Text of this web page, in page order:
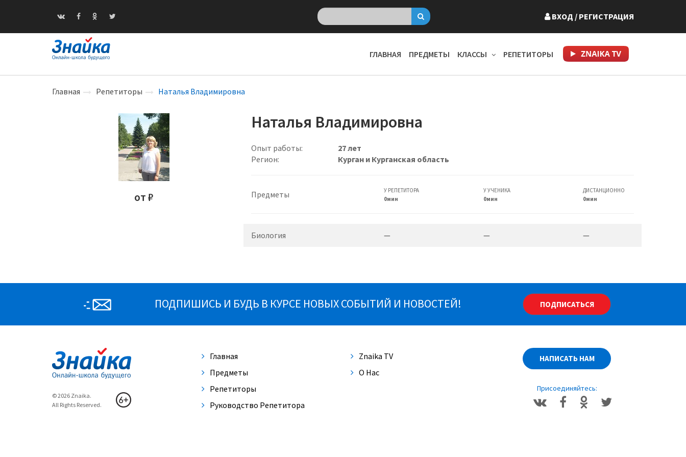
ВХОД / РЕГИСТРАЦИЯ
ГЛАВНАЯ ПРЕДМЕТЫ КЛАССЫ РЕПЕТИТОРЫ
Главная Репетиторы Наталья Владимировна
от ₽
Наталья Владимировна
Опыт работы:
27 лет
Регион:
Курган и Курганская область
Предметы
У РЕПЕТИТОРА
0мин
У УЧЕНИКА
0мин
ДИСТАНЦИОННО
0мин
Биология — — —
ПОДПИШИСЬ И БУДЬ В КУРСЕ НОВЫХ СОБЫТИЙ И НОВОСТЕЙ! ПОДПИСАТЬСЯ
© 2026 Znaika.
All Rights Reserved.
Главная
Предметы
Репетиторы
Руководство Репетитора
Znaika TV
О Нас
НАПИСАТЬ НАМ
Присоединяйтесь: